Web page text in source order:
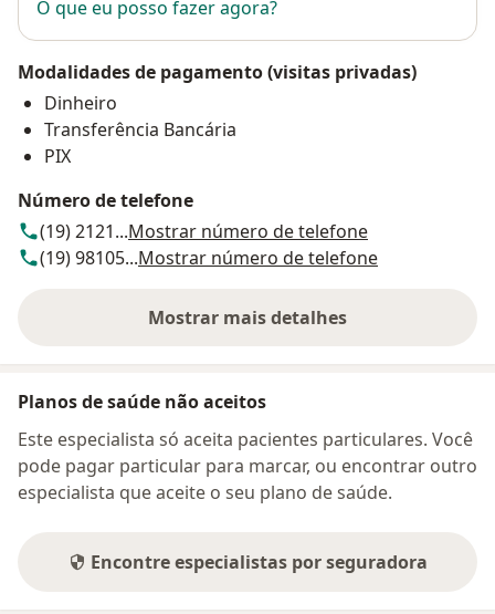
O que eu posso fazer agora?
Modalidades de pagamento (visitas privadas)
Dinheiro
Transferência Bancária
PIX
Número de telefone
(19) 2121...Mostrar número de telefone
(19) 98105...Mostrar número de telefone
Mostrar mais detalhes
sobre o endereço
Planos de saúde não aceitos
Este especialista só aceita pacientes particulares. Você
pode pagar particular para marcar, ou encontrar outro
especialista que aceite o seu plano de saúde.
Encontre especialistas por seguradora